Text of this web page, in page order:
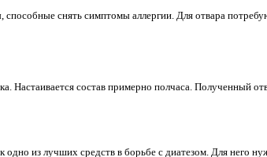
способные снять симптомы аллергии. Для отвара
Настаивается состав примерно полчаса. Полученный
одно из лучших средств в борьбе с диатезом. Для него